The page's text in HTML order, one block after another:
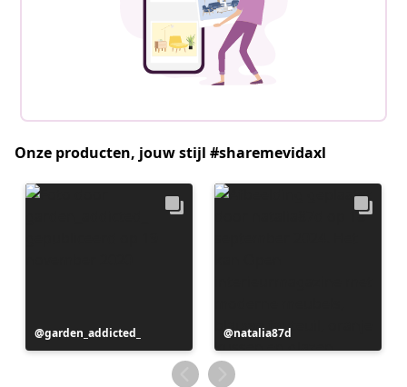
Onze producten, jouw stijl #sharemevidaxl
Bericht
gepubliceerd
garden_addicted_
Bericht
gepubliceerd
door
natalia87d